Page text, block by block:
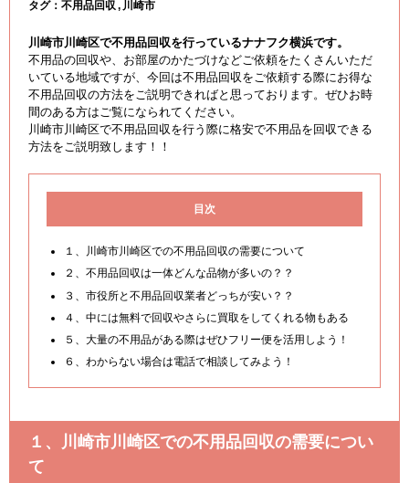
タグ： 不用品回収 川崎市
川崎市川崎区で不用品回収を行っているナナフク横浜です。
不用品の回収や、お部屋のかたづけなどご依頼をたくさんいただ
いている地域ですが、今回は不用品回収をご依頼する際にお得な
不用品回収の方法をご説明できればと思っております。ぜひお時
間のある方はご覧になられてください。
川崎市川崎区で不用品回収を行う際に格安で不用品を回収できる
方法をご説明致します！！
目次
１、川崎市川崎区での不用品回収の需要について
２、不用品回収は一体どんな品物が多いの？？
３、市役所と不用品回収業者どっちが安い？？
４、中には無料で回収やさらに買取をしてくれる物もある
５、大量の不用品がある際はぜひフリー便を活用しよう！
６、わからない場合は電話で相談してみよう！
１、川崎市川崎区での不用品回収の需要につい
て